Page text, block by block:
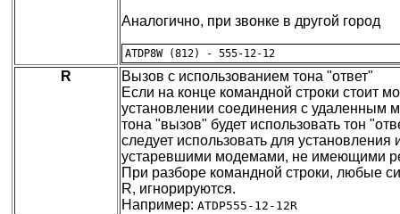
Аналогично, при звонке в другой город
R
Вызов с использованием тона "ответ"
Если на конце командной строки стоит
установлении соединения с
тона "вызов" будет использовать тон
следует использовать для
устаревшими модемами, не имеющими
При разборе командной строки, любые
R, игнорируются.
Например: ATDP555-12-12R